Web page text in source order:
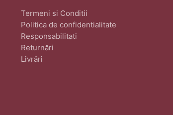
Termeni si Conditii
Politica de confidentialitate
Responsabilitati
Returnări
Livrări